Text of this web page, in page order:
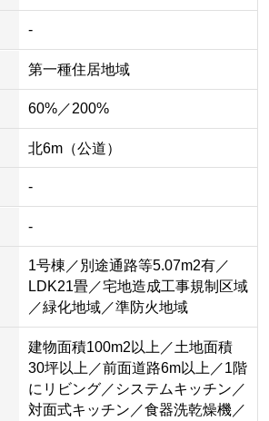
-
第一種住居地域
60%／200%
北6m（公道）
-
-
1号棟／別途通路等5.07m2有／
LDK21畳／宅地造成工事規制区域
／緑化地域／準防火地域
建物面積100m2以上／土地面積
30坪以上／前面道路6m以上／1階
にリビング／システムキッチン／
対面式キッチン／食器洗乾燥機／